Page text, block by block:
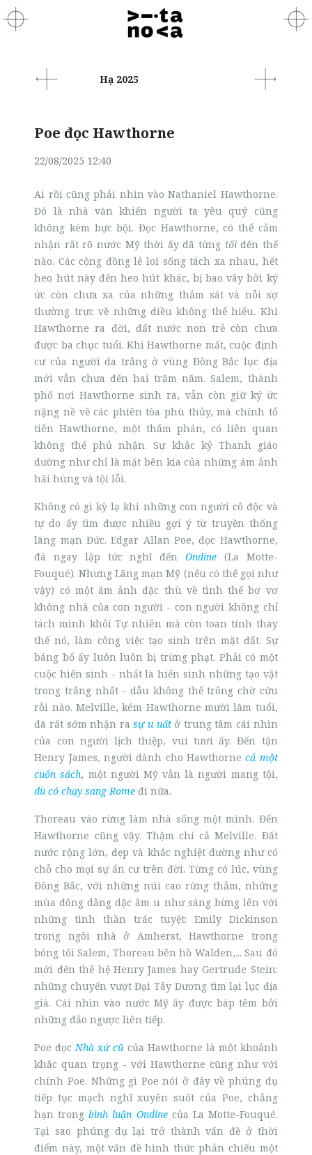
Hạ 2025
Poe đọc Hawthorne
22/08/2025 12:40
Ai rồi cũng phải nhìn vào Nathaniel Hawthorne.
Đó là nhà văn khiến người ta yêu quý cũng
không kém bực bội. Đọc Hawthorne, có thể cảm
nhận rất rõ nước Mỹ thời ấy đã từng tốiđến thế
nào. Các cộng đồng lẻ loi sống tách xa nhau, hết
heo hút này đến heo hút khác, bị bao vây bởi ký
ức còn chưa xa của những thảm sát và nỗi sợ
thường trực về những điều không thể hiểu. Khi
Hawthorne ra đời, đất nước non trẻ còn chưa
được ba chục tuổi. Khi Hawthorne mất, cuộc định
cư của người da trắng ở vùng Đông Bắc lục địa
mới vẫn chưa đến hai trăm năm. Salem, thành
phố nơi Hawthorne sinh ra, vẫn còn giữ ký ức
nặng nề về các phiên tòa phù thủy, mà chính tổ
tiên Hawthorne, một thẩm phán, có liên quan
không thể phủ nhận. Sự khắc kỷ Thanh giáo
dường như chỉ là mặt bên kia của những ám ảnh
hãi hùng và tội lỗi.
Không có gì kỳ lạ khi những con người cô độc và
tự do ấy tìm được nhiều gợi ý từ truyền thống
lãng mạn Đức. Edgar Allan Poe, đọc Hawthorne,
đã ngay lập tức nghĩ đếnOndine (La Motte-
Fouqué). Nhưng Lãng mạn Mỹ (nếu có thể gọi như
vậy) có một ám ảnh đặc thù về tình thế bơ vơ
không nhà của con người - con người không chỉ
tách mình khỏi Tự nhiên mà còn toan tính thay
thế nó, làm công việc tạo sinh trên mặt đất. Sự
báng bổ ấy luôn luôn bị trừng phạt. Phải có một
cuộc hiến sinh - nhất là hiến sinh những tạo vật
trong trắng nhất - dẫu không thể trông chờ cứu
rỗi nào. Melville, kém Hawthorne mười lăm tuổi,
đã rất sớm nhận rasự u uất ở trung tâm cái nhìn
của con người lịch thiệp, vui tươi ấy. Đến tận
Henry James, người dành cho Hawthornecả một
cuốn sách, một người Mỹ vẫn là người mang tội,
dù có chạy sang Rome đi nữa.
Thoreau vào rừng làm nhà sống một mình. Đến
Hawthorne cũng vậy. Thậm chí cả Melville. Đất
nước rộng lớn, đẹp và khắc nghiệt dường như có
chỗ cho mọi sự ẩn cư trên đời. Từng có lúc, vùng
Đông Bắc, với những núi cao rừng thẳm, những
mùa đông dằng dặc âm u như sáng bừng lên với
những tinh thần trác tuyệt: Emily Dickinson
trong ngôi nhà ở Amherst, Hawthorne trong
bóng tối Salem, Thoreau bên hồ Walden,... Sau đó
mới đến thế hệ Henry James hay Gertrude Stein:
những chuyến vượt Đại Tây Dương tìm lại lục địa
già. Cái nhìn vào nước Mỹ ấy được báp têm bởi
những đảo ngược liên tiếp.
Poe đọc Nhà xứ cũ của Hawthorne là một khoảnh
khắc quan trọng - với Hawthorne cũng như với
chính Poe. Những gì Poe nói ở đây về phúng dụ
tiếp tục mạch nghĩ xuyên suốt của Poe, chẳng
hạn trongbình luận Ondine của La Motte-Fouqué.
Tại sao phúng dụ lại trở thành vấn đề ở thời
điểm này, một vấn đề hình thức phản chiếu một